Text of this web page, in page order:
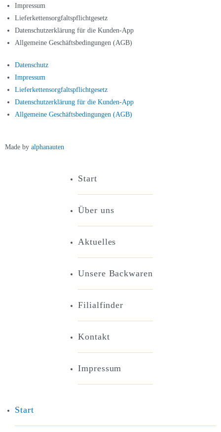
Impressum
Lieferkettensorgfaltspflichtgesetz
Datenschutzerklärung für die Kunden-App
Allgemeine Geschäftsbedingungen (AGB)
Datenschutz
Impressum
Lieferkettensorgfaltspflichtgesetz
Datenschutzerklärung für die Kunden-App
Allgemeine Geschäftsbedingungen (AGB)
Made by alphanauten
Start
Über uns
Aktuelles
Unsere Backwaren
Filialfinder
Kontakt
Impressum
Start